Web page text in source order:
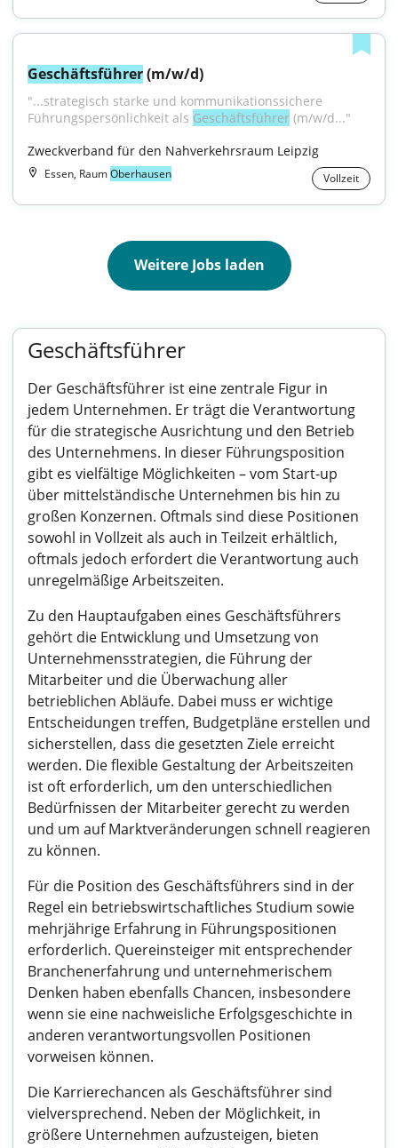
Geschäftsführer (m/w/d)
"...strategisch starke und kommunikationssichere
Führungspersönlichkeit als Geschäftsführer (m/w/d..."
Zweckverband für den Nahverkehrsraum Leipzig
Essen, RaumOberhausen Vollzeit
Weitere Jobs laden
Geschäftsführer
Der Geschäftsführer ist eine zentrale Figur in
jedem Unternehmen. Er trägt die Verantwortung
für die strategische Ausrichtung und den Betrieb
des Unternehmens. In dieser Führungsposition
gibt es vielfältige Möglichkeiten – vom Start-up
über mittelständische Unternehmen bis hin zu
großen Konzernen. Oftmals sind diese Positionen
sowohl in Vollzeit als auch in Teilzeit erhältlich,
oftmals jedoch erfordert die Verantwortung auch
unregelmäßige Arbeitszeiten.
Zu den Hauptaufgaben eines Geschäftsführers
gehört die Entwicklung und Umsetzung von
Unternehmensstrategien, die Führung der
Mitarbeiter und die Überwachung aller
betrieblichen Abläufe. Dabei muss er wichtige
Entscheidungen treffen, Budgetpläne erstellen und
sicherstellen, dass die gesetzten Ziele erreicht
werden. Die flexible Gestaltung der Arbeitszeiten
ist oft erforderlich, um den unterschiedlichen
Bedürfnissen der Mitarbeiter gerecht zu werden
und um auf Marktveränderungen schnell reagieren
zu können.
Für die Position des Geschäftsführers sind in der
Regel ein betriebswirtschaftliches Studium sowie
mehrjährige Erfahrung in Führungspositionen
erforderlich. Quereinsteiger mit entsprechender
Branchenerfahrung und unternehmerischem
Denken haben ebenfalls Chancen, insbesondere
wenn sie eine nachweisliche Erfolgsgeschichte in
anderen verantwortungsvollen Positionen
vorweisen können.
Die Karrierechancen als Geschäftsführer sind
vielversprechend. Neben der Möglichkeit, in
größere Unternehmen aufzusteigen, bieten